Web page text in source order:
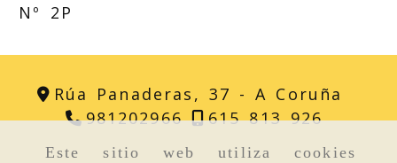
Este sitio web utiliza cookies
Nº 2P
Rúa Panaderas, 37 -A Coruña
981202966
615 813 926